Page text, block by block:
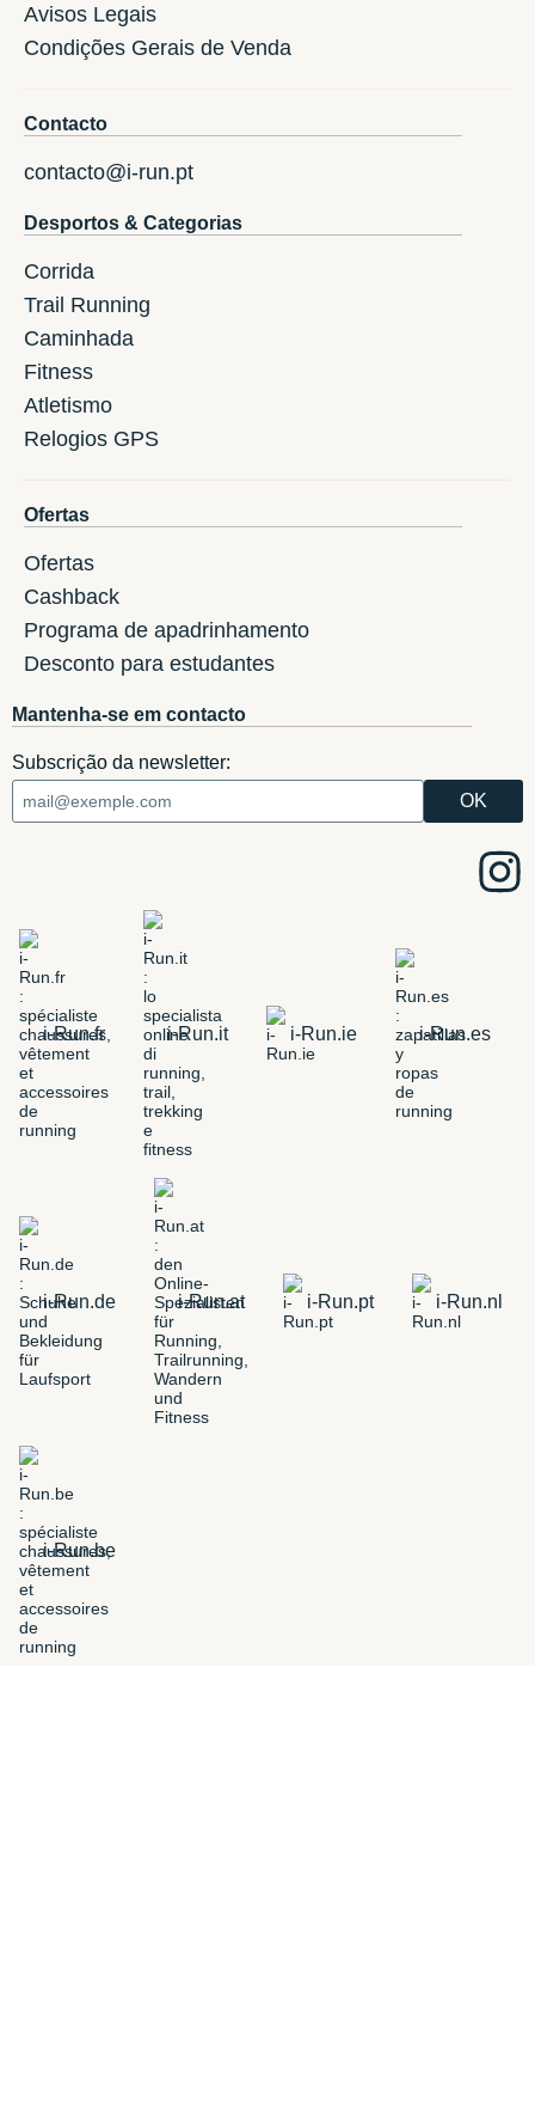
Avisos Legais
Condições Gerais de Venda
Contacto
contacto@i-run.pt
Desportos & Categorias
Corrida
Trail Running
Caminhada
Fitness
Atletismo
Relogios GPS
Ofertas
Ofertas
Cashback
Programa de apadrinhamento
Desconto para estudantes
Mantenha-se em contacto
Subscrição da newsletter:
i-Run.fr i-Run.it i-Run.ie i-Run.es
i-Run.de i-Run.at i-Run.pt i-Run.nl
i-Run.be